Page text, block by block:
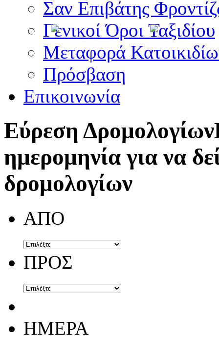
Σαν Επιβάτης
Γενικοί Όροι Ταξιδίου
Μεταφορά
Πρόσβαση
Επικοινωνία
Εύρεση Δρομολογίων
ημερομηνία για να
δρομολογίων
ΑΠΟ
ΠΡΟΣ
ΗΜΕΡΑ